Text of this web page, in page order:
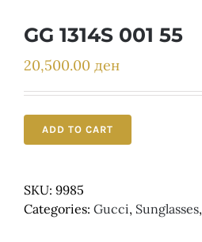
GG 1314S 001 55
20,500.00 ден
ADD TO CART
SKU: 9985
Categories: Gucci, Sunglasses,